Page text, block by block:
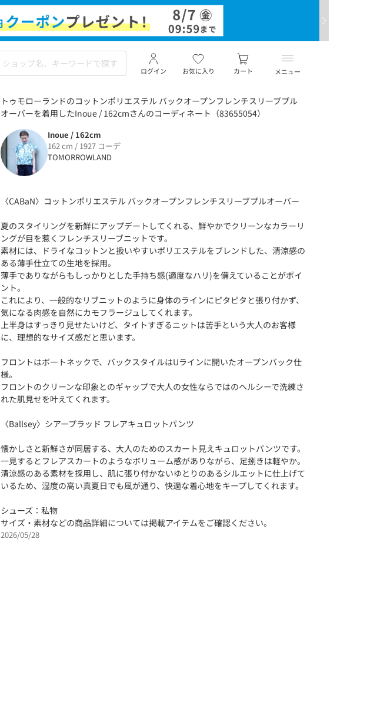
メニュー
お気に入り
ログイン カート
トゥモローランドのコットンポリエステル バックオープンフレンチスリーブプル
オーバーを着用したInoue / 162cmさんのコーディネート（83655054）
Inoue / 162cm
162 cm / 1927 コーデ
TOMORROWLAND
〈CABaN〉コットンポリエステル バックオープンフレンチスリーブプルオーバー
夏のスタイリングを新鮮にアップデートしてくれる、鮮やかでクリーンなカラーリ
ングが目を惹くフレンチスリーブニットです。
素材には、ドライなコットンと扱いやすいポリエステルをブレンドした、清涼感の
ある薄手仕立ての生地を採用。
薄手でありながらもしっかりとした手持ち感(適度なハリ)を備えていることがポイ
ント。
これにより、一般的なリブニットのように身体のラインにピタピタと張り付かず、
気になる肉感を自然にカモフラージュしてくれます。
上半身はすっきり見せたいけど、タイトすぎるニットは苦手という大人のお客様
に、理想的なサイズ感だと思います。
フロントはボートネックで、バックスタイルはUラインに開いたオープンバック仕
様。
フロントのクリーンな印象とのギャップで大人の女性ならではのヘルシーで洗練さ
れた肌見せを叶えてくれます。
〈Ballsey〉シアープラッド フレアキュロットパンツ
懐かしさと新鮮さが同居する、大人のためのスカート見えキュロットパンツです。
一見するとフレアスカートのようなボリューム感がありながら、足捌きは軽やか。
清涼感のある素材を採用し、肌に張り付かないゆとりのあるシルエットに仕上げて
いるため、湿度の高い真夏日でも風が通り、快適な着心地をキープしてくれます。
シューズ：私物
サイズ・素材などの商品詳細については掲載アイテムをご確認ください。
2026/05/28